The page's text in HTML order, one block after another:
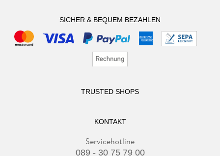
SICHER & BEQUEM BEZAHLEN
TRUSTED SHOPS
KONTAKT
Servicehotline
089 - 30 75 79 00